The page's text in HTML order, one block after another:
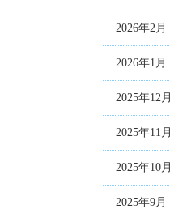
2026年2月
2026年1月
2025年12月
2025年11月
2025年10月
2025年9月